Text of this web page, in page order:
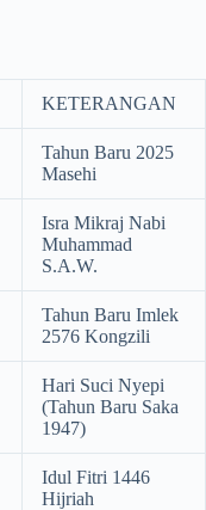
KETERANGAN
Tahun Baru 2025
Masehi
Isra Mikraj Nabi
Muhammad
S.A.W.
Tahun Baru Imlek
2576 Kongzili
Hari Suci Nyepi
(Tahun Baru Saka
1947)
Idul Fitri 1446
Hijriah